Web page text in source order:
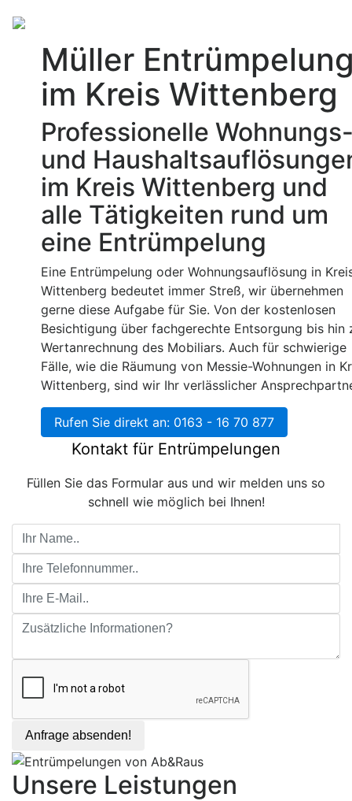
Kontakt für Entrümpelungen
Füllen Sie das Formular aus und wir melden uns so
schnell wie möglich bei Ihnen!
Anfrage absenden!
Müller
im Kreis Wittenberg
Professionelle
und
im Kreis Wittenberg und
alle Tätigkeiten rund um
eine Entrümpelung
Eine Entrümpelung oder Wohnungsauflösung in
Wittenberg bedeutet immer Streß, wir übernehmen
gerne diese Aufgabe für Sie. Von der kostenlosen
Besichtigung über fachgerechte Entsorgung bis hin
Wertanrechnung des Mobiliars. Auch für schwierige
Fälle, wie die Räumung von Messie-Wohnungen in
Wittenberg, sind wir Ihr verlässlicher
Rufen Sie direkt an: 0163 - 16 70 877
Unsere Leistungen